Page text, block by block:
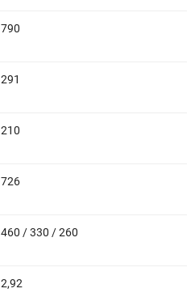
790
291
210
726
460 / 330 / 260
2,92